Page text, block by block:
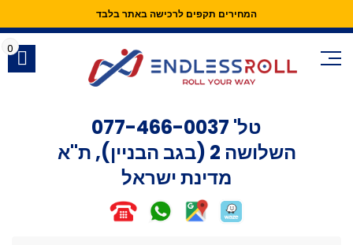
המחירים תקפים לרכישה באתר בלבד
Skip
Content
טל' 077-466-0037
השלושה 2 (בגב הבניין), ת"א
מדינת ישראל
0